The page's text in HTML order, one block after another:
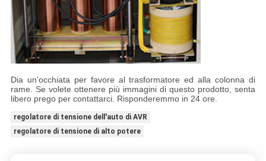
Dia un'occhiata per favore al trasformatore ed alla colonna di
rame. Se volete ottenere più immagini di questo prodotto, senta
libero prego per contattarci. Risponderemmo in 24 ore.
regolatore di tensione dell'auto di AVR
regolatore di tensione di alto potere